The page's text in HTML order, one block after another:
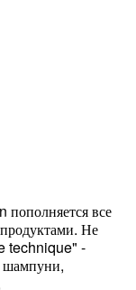
пополняется все
Не
technique" -
шампуни,